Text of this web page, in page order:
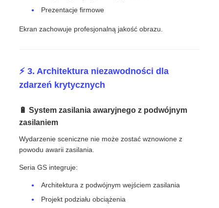
Prezentacje firmowe
Ekran zachowuje profesjonalną jakość obrazu.
⚡ 3. Architektura niezawodności dla
zdarzeń krytycznych
🔋 System zasilania awaryjnego z podwójnym
zasilaniem
Wydarzenie sceniczne nie może zostać wznowione z
powodu awarii zasilania.
Seria GS integruje:
Architektura z podwójnym wejściem zasilania
Projekt podziału obciążenia